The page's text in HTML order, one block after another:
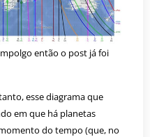
então o post já foi
esse diagrama que
em que há planetas
do tempo (que, no